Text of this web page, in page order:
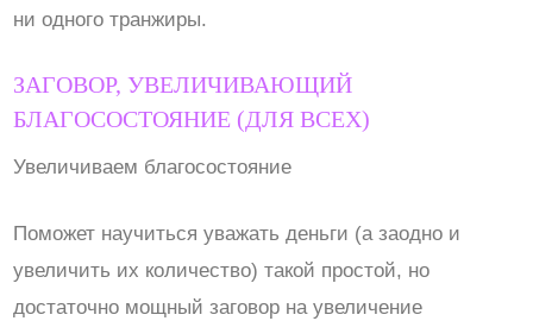
ни одного транжиры.
ЗАГОВОР, УВЕЛИЧИВАЮЩИЙ
БЛАГОСОСТОЯНИЕ (ДЛЯ ВСЕХ)
Увеличиваем благосостояние
Поможет научиться уважать деньги (а заодно и
увеличить их количество) такой простой, но
достаточно мощный заговор на увеличение